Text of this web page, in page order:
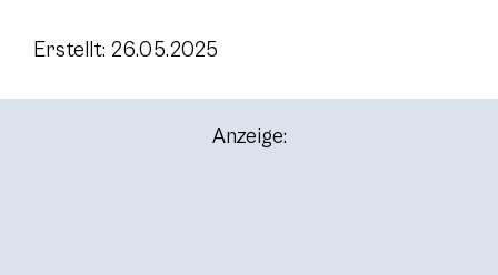
Erstellt: 26.05.2025
Anzeige: